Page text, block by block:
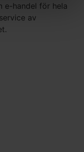
e-handel för hela
av